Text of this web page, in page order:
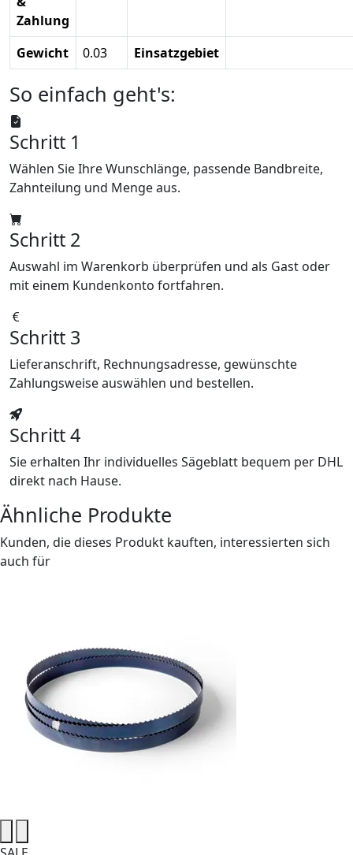
Zahlung
Gewicht 0.03 Einsatzgebiet
So einfach geht's:
Schritt 1
Wählen Sie Ihre Wunschlänge, passende Bandbreite,
Zahnteilung und Menge aus.
Schritt 2
Auswahl im Warenkorb überprüfen und als Gast oder
mit einem Kundenkonto fortfahren.
Schritt 3
Lieferanschrift, Rechnungsadresse, gewünschte
Zahlungsweise auswählen und bestellen.
Schritt 4
Sie erhalten Ihr individuelles Sägeblatt bequem per DHL
direkt nach Hause.
Ähnliche Produkte
Kunden, die dieses Produkt kauften, interessierten sich
auch für